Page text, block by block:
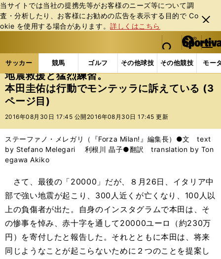
当サイトでは当社の提携先等がお客様のニーズ等について調
査・分析したり、お客様にお勧めの広告を表⽰する⽬的で Co
okie を使⽤する場合があります。詳しくはこちら
閉じ
る
web Sportiva (webスポルティーバ)
検索
マイペ
ー
ジ
メニュ
サッカー 競馬 ゴルフ その他球技 その他競技 モー
ス
ポ
ル
テ
ー
バ
サッカーの記事一覧 海外サッカー 海外サッカー
地震救援と猛烈練習。
本田圭佑は行動でモンテッラに訴えている (3
ページ目)
2016年08月30日 17:45 公開 2016年08月30日 17:45 更新
ステーファノ・メレガリ（『Forza Milan!』編集長）●文 text
by Stefano Melegari 利根川 晶子●翻訳 translation by Ton
egawa Akiko
さて、最後の「20000」だが、８月26日、イタリア中
部で強い地震が起こり、300人近くが亡くなり、100人以
上の負傷者が出た。自身のインスタグラムで本田は、そ
の惨事を悼み、赤十字を通して20000ユーロ（約230万
円）を寄付したと報告した。それとともに本田は、将来
同じようなことが起こらないために２つのことを提案し